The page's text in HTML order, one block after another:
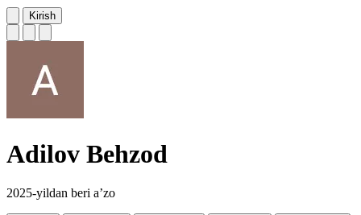
Kirish
Adilov Behzod
2025-yildan beri a’zo